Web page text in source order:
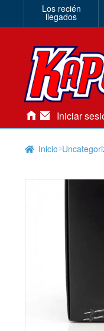
Los recién
llegados
Iniciar
Inicio